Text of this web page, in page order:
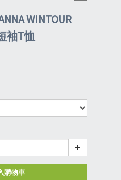
WINTOUR
袖T恤
購物車